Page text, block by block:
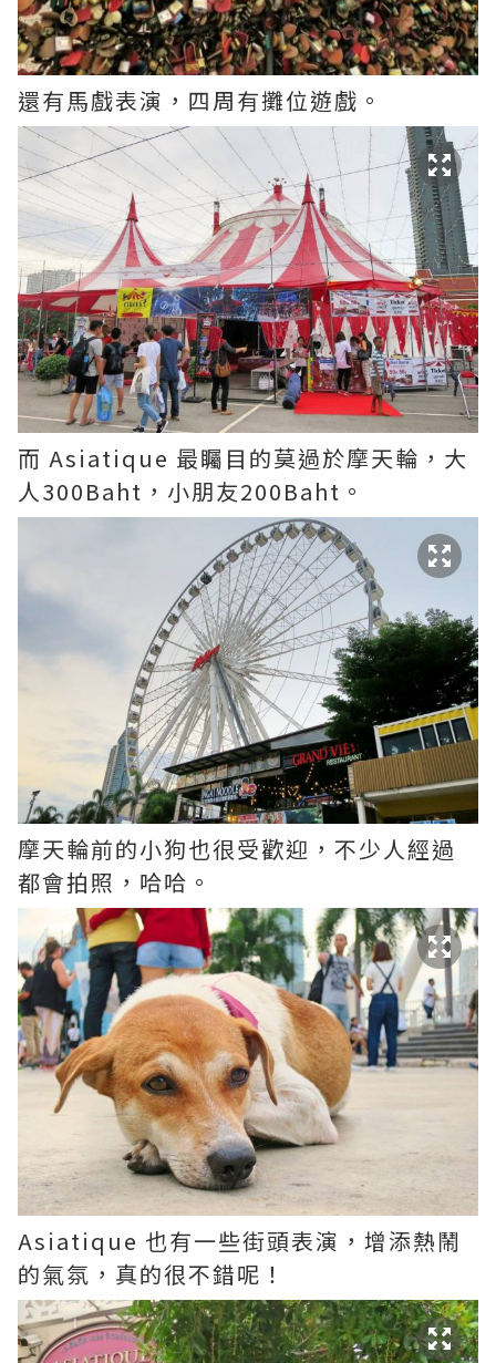
還有馬戲表演，四周有攤位遊戲。
而 Asiatique 最矚目的莫過於摩天輪，大
人300Baht，小朋友200Baht。
摩天輪前的小狗也很受歡迎，不少人經過
都會拍照，哈哈。
Asiatique 也有一些街頭表演，增添熱鬧
的氣氛，真的很不錯呢！